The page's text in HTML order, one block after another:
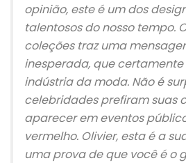
opinião, este é um dos
talentosos do nosso tempo.
coleções traz uma
inesperada, que
indústria da moda. Não é
celebridades prefiram suas
aparecer em eventos
vermelho. Olivier, esta é a
uma prova de que você é o